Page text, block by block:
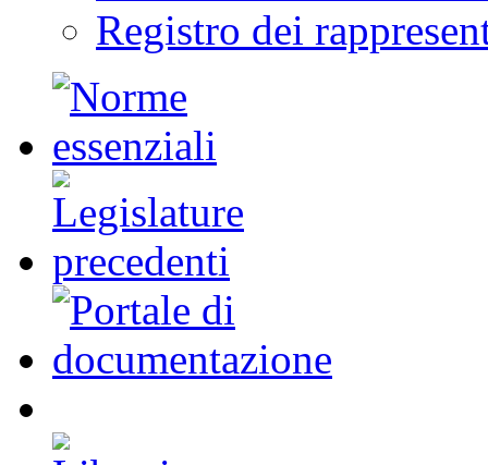
Prenotazione Eventi
Visitare Montecitorio
Registro dei